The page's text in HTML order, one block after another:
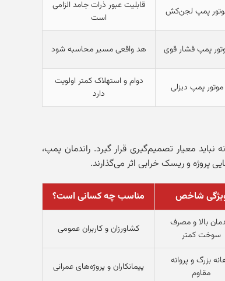
پمپ لجن‌کش
قابلیت عبور ذرات جامد الزامی
است
پمپ فشار قوی هد واقعی مسیر محاسبه شود
موتور پمپ دیزلی
دوام و استهلاک کمتر اولویت
دارد
معیار تصمیم‌گیری قرار گیرد. راندمان پمپ،
پروژه و ریسک خرابی اثر می‌گذارند.
شاخص مناسب چه کسانی است؟
بالا و مصرف
سوخت کمتر
کشاورزان و کاربران عمومی
بزرگ و پروانه
مقاوم
پیمانکاران و پروژه‌های عمرانی